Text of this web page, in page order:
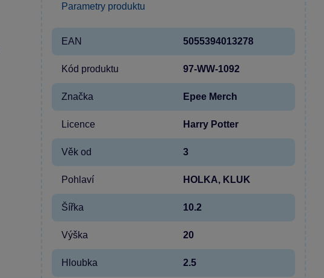
Parametry produktu
EAN 5055394013278
Kód produktu 97-WW-1092
Značka Epee Merch
Licence Harry Potter
Věk od 3
Pohlaví HOLKA, KLUK
Šířka 10.2
Výška 20
Hloubka 2.5